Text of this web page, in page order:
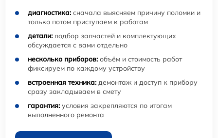
диагностика: сначала выясняем причину поломки и
только потом приступаем к работам
детали: подбор запчастей и комплектующих
обсуждается с вами отдельно
несколько приборов: объём и стоимость работ
фиксируем по каждому устройству
встроенная техника: демонтаж и доступ к прибору
сразу закладываем в смету
гарантия: условия закрепляются по итогам
выполненного ремонта